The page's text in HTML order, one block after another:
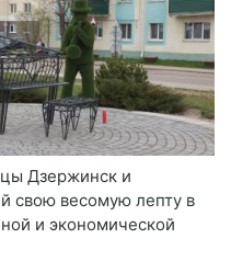
Дзержинск и
свою весомую лепту в
и экономической